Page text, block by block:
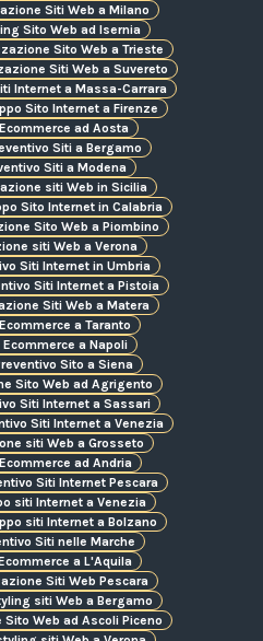
Siti Web a Milano
Sito Web ad Isernia
Sito Web a Trieste
Siti Web a Suvereto
Internet a Massa-Carrara
Sito Internet a Firenze
ad Aosta
Siti a Bergamo
Siti a Modena
siti Web in Sicilia
Sito Internet in Calabria
Sito Web a Piombino
siti Web a Verona
Siti Internet in Umbria
Siti Internet a Pistoia
Siti Web a Matera
a Taranto
a Napoli
Sito a Siena
Sito Web ad Agrigento
Siti Internet a Sassari
Siti Internet a Venezia
siti Web a Grosseto
ad Andria
Siti Internet Pescara
siti Internet a Venezia
siti Internet a Bolzano
Siti nelle Marche
a L'Aquila
Siti Web Pescara
siti Web a Bergamo
Web ad Ascoli Piceno